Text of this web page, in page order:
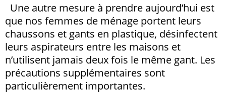
Une autre mesure à prendre aujourd’hui est
que nos femmes de ménage portent leurs
chaussons et gants en plastique, désinfectent
leurs aspirateurs entre les maisons et
n’utilisent jamais deux fois le même gant. Les
précautions supplémentaires sont
particulièrement importantes.